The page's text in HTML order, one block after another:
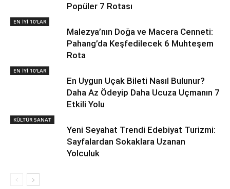
Popüler 7 Rotası
EN İYİ 10'LAR
Malezya’nın Doğa ve Macera Cenneti:
Pahang’da Keşfedilecek 6 Muhteşem
Rota
EN İYİ 10'LAR
En Uygun Uçak Bileti Nasıl Bulunur?
Daha Az Ödeyip Daha Ucuza Uçmanın 7
Etkili Yolu
KÜLTÜR SANAT
Yeni Seyahat Trendi Edebiyat Turizmi:
Sayfalardan Sokaklara Uzanan
Yolculuk